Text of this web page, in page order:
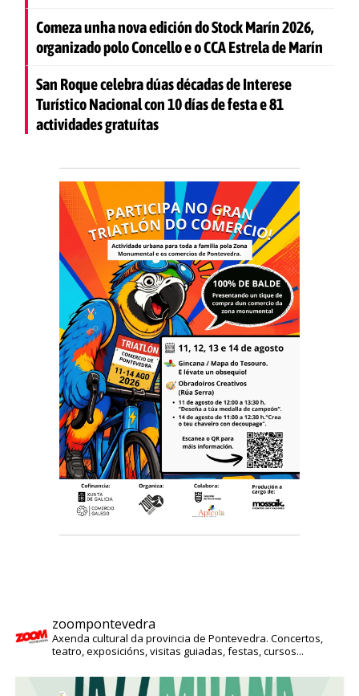
Comeza unha nova edición do Stock Marín 2026,
organizado polo Concello e o CCA Estrela de Marín
San Roque celebra dúas décadas de Interese
Turístico Nacional con 10 días de festa e 81
actividades gratuítas
zoompontevedra
Axenda cultural da provincia de Pontevedra. Concertos,
teatro, exposicións, visitas guiadas, festas, cursos...